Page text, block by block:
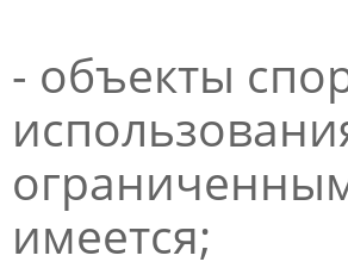
- объекты
имеется;